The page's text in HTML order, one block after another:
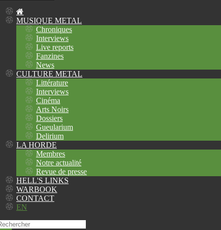
MUSIQUE METAL
Chroniques
Interviews
Live reports
Fanzines
News
CULTURE METAL
Littérature
Interviews
Cinéma
Arts Noirs
Dossiers
Gueularium
Delirium
LA HORDE
Membres
Notre actualité
Revue de presse
HELL'S LINKS
WARBOOK
CONTACT
EN